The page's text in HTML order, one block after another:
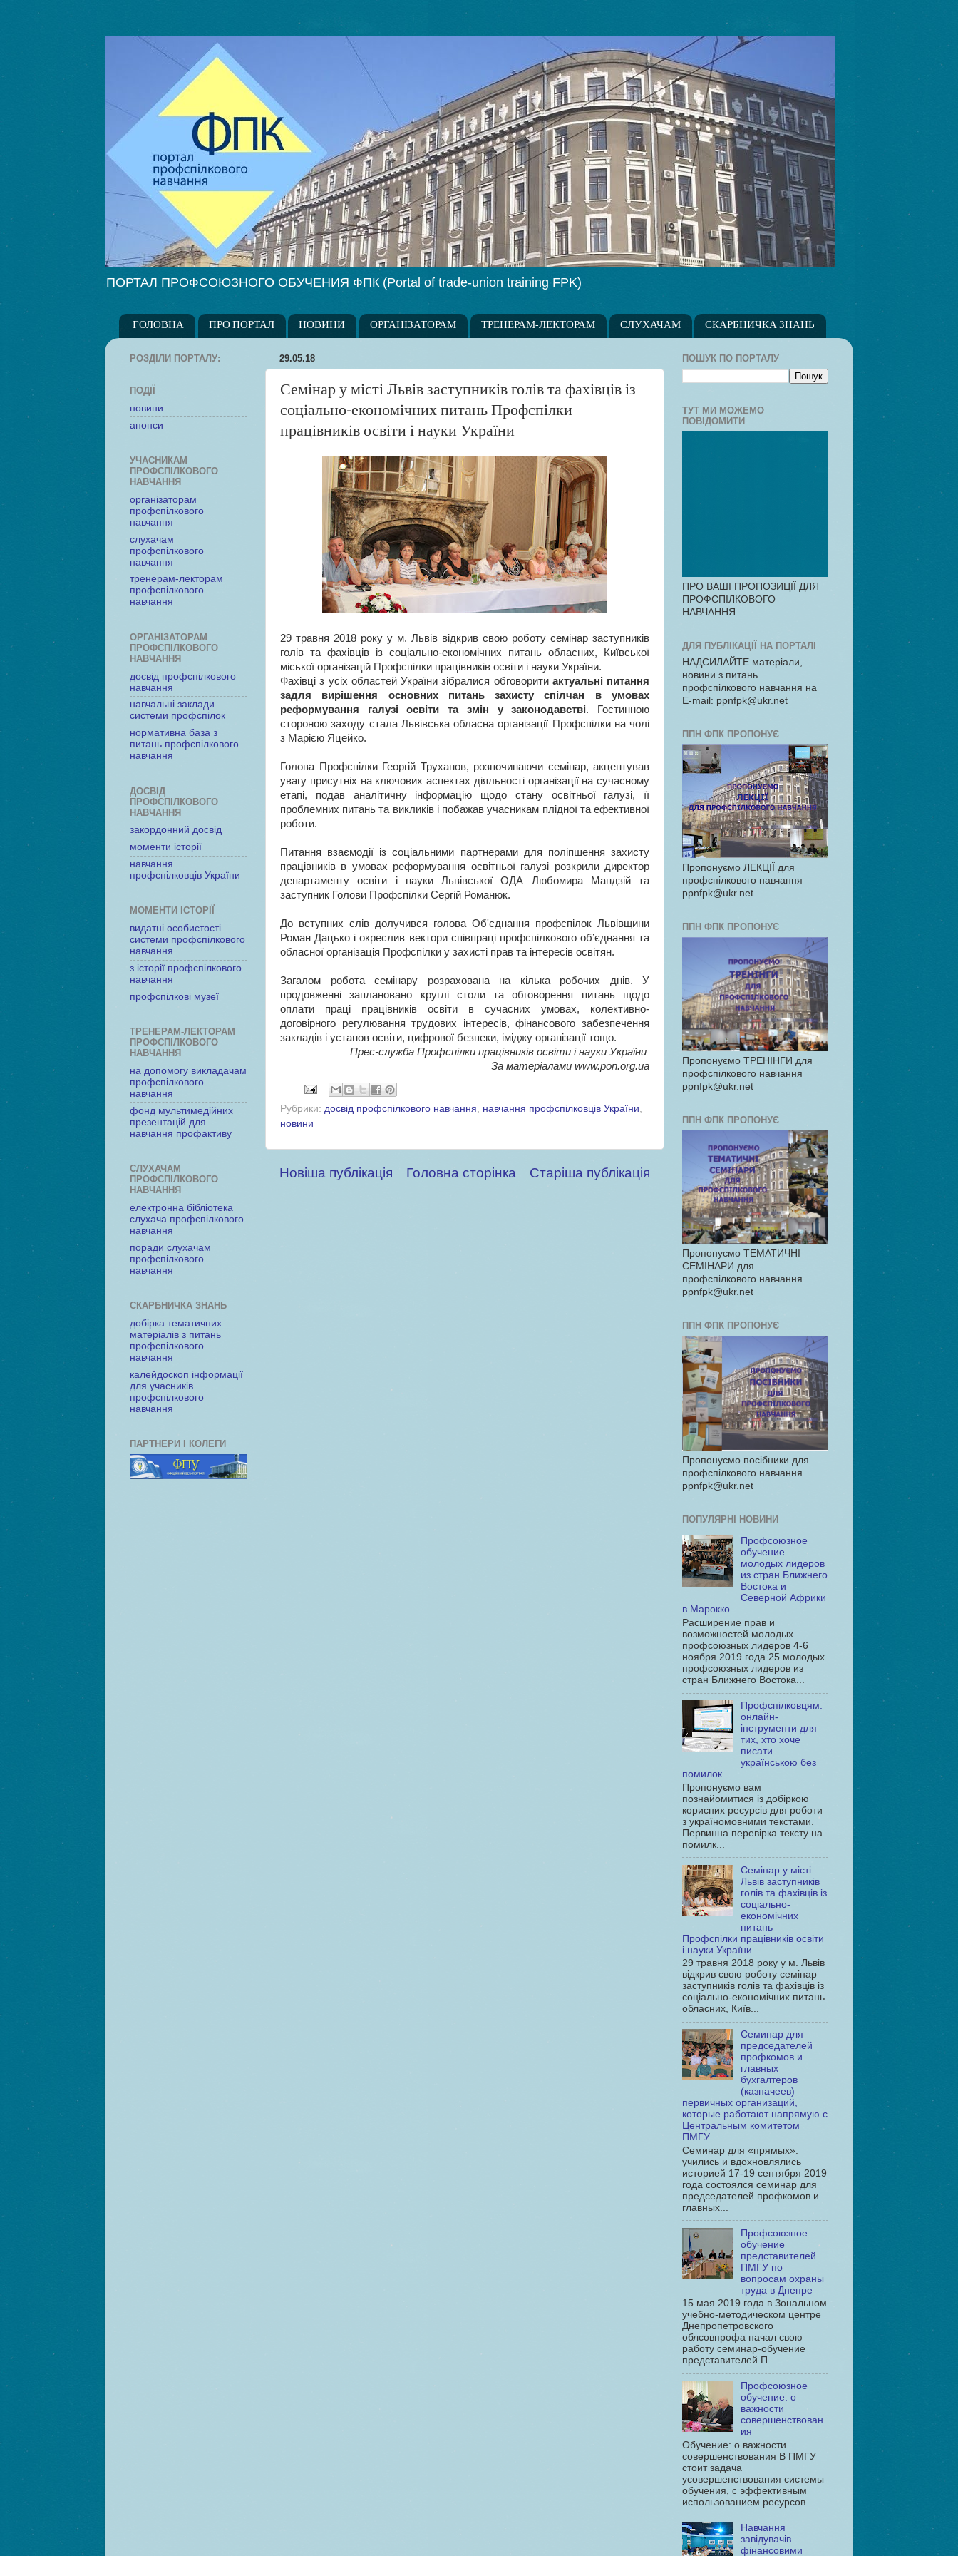
ПОРТАЛ ПРОФСОЮЗНОГО ОБУЧЕНИЯ ФПК (Portal of trade-union training FPK)
ГОЛОВНА ПРО ПОРТАЛ НОВИНИ ОРГАНІЗАТОРАМ ТРЕНЕРАМ-ЛЕКТОРАМ СЛУХАЧАМ СКАРБНИЧКА ЗНАНЬ
29.05.18
Семінар у місті Львів заступників голів та фахівців із
соціально-економічних питань Профспілки
працівників освіти і науки України
29 травня 2018 року у м. Львів відкрив свою роботу семінар заступників
голів та фахівців із соціально-економічних питань обласних, Київської
міської організацій Профспілки працівників освіти і науки України.
Фахівці з усіх областей України зібралися обговорити актуальні питання
задля вирішення основних питань захисту спілчан в умовах
реформування галузі освіти та змін у законодавстві. Гостинною
стороною заходу стала Львівська обласна організації Профспілки на чолі
з Марією Яцейко.
Голова Профспілки Георгій Труханов, розпочинаючи семінар, акцентував
увагу присутніх на ключових аспектах діяльності організації на сучасному
етапі, подав аналітичну інформацію щодо стану освітньої галузі, її
проблемних питань та викликів і побажав учасникам плідної та ефективної
роботи.
Питання взаємодії із соціальними партнерами для поліпшення захисту
працівників в умовах реформування освітньої галузі розкрили директор
департаменту освіти і науки Львівської ОДА Любомира Мандзій та
заступник Голови Профспілки Сергій Романюк.
До вступних слів долучився голова Об'єднання профспілок Львівщини
Роман Дацько і окреслив вектори співпраці профспілкового об’єднання та
обласної організація Профспілки у захисті прав та інтересів освітян.
Загалом робота семінару розрахована на кілька робочих днів. У
продовженні заплановано круглі столи та обговорення питань щодо
оплати праці працівників освіти в сучасних умовах, колективно-
договірного регулювання трудових інтересів, фінансового забезпечення
закладів і установ освіти, цифрової безпеки, іміджу організації тощо.
Прес-служба Профспілки працівників освіти і науки України
За матеріалами www.pon.org.ua
Рубрики: досвід профспілкового навчання, навчання профспілковців України,
новини
Новіша публікація Старіша публікація
Головна сторінка
РОЗДІЛИ ПОРТАЛУ:
ПОДІЇ
новини
анонси
УЧАСНИКАМ
ПРОФСПІЛКОВОГО
НАВЧАННЯ
організаторам
профспілкового
навчання
слухачам
профспілкового
навчання
тренерам-лекторам
профспілкового
навчання
ОРГАНІЗАТОРАМ
ПРОФСПІЛКОВОГО
НАВЧАННЯ
досвід профспілкового
навчання
навчальні заклади
системи профспілок
нормативна база з
питань профспілкового
навчання
ДОСВІД
ПРОФСПІЛКОВОГО
НАВЧАННЯ
закордонний досвід
моменти історії
навчання
профспілковців України
МОМЕНТИ ІСТОРІЇ
видатні особистості
системи профспілкового
навчання
з історії профспілкового
навчання
профспілкові музеї
ТРЕНЕРАМ-ЛЕКТОРАМ
ПРОФСПІЛКОВОГО
НАВЧАННЯ
на допомогу викладачам
профспілкового
навчання
фонд мультимедійних
презентацій для
навчання профактиву
СЛУХАЧАМ
ПРОФСПІЛКОВОГО
НАВЧАННЯ
електронна бібліотека
слухача профспілкового
навчання
поради слухачам
профспілкового
навчання
СКАРБНИЧКА ЗНАНЬ
добірка тематичних
матеріалів з питань
профспілкового
навчання
калейдоскоп інформації
для учасників
профспілкового
навчання
ПАРТНЕРИ І КОЛЕГИ
ПОШУК ПО ПОРТАЛУ
ТУТ МИ МОЖЕМО
ПОВІДОМИТИ
ПРО ВАШІ ПРОПОЗИЦІЇ ДЛЯ
ПРОФСПІЛКОВОГО
НАВЧАННЯ
ДЛЯ ПУБЛІКАЦІЇ НА ПОРТАЛІ
НАДСИЛАЙТЕ матеріали,
новини з питань
профспілкового навчання на
E-mail: ppnfpk@ukr.net
ППН ФПК ПРОПОНУЄ
Пропонуємо ЛЕКЦІЇ для
профспілкового навчання
ppnfpk@ukr.net
ППН ФПК ПРОПОНУЄ
Пропонуємо ТРЕНІНГИ для
профспілкового навчання
ppnfpk@ukr.net
ППН ФПК ПРОПОНУЄ
Пропонуємо ТЕМАТИЧНІ
СЕМІНАРИ для
профспілкового навчання
ppnfpk@ukr.net
ППН ФПК ПРОПОНУЄ
Пропонуємо посібники для
профспілкового навчання
ppnfpk@ukr.net
ПОПУЛЯРНІ НОВИНИ
Профсоюзное
обучение
молодых лидеров
из стран Ближнего
Востока и
Северной Африки
в Марокко
Расширение прав и
возможностей молодых
профсоюзных лидеров 4-6
ноября 2019 года 25 молодых
профсоюзных лидеров из
стран Ближнего Востока...
Профспілковцям:
онлайн-
інструменти для
тих, хто хоче
писати
українською без
помилок
Пропонуємо вам
познайомитися із добіркою
корисних ресурсів для роботи
з україномовними текстами.
Первинна перевірка тексту на
помилк...
Семінар у місті
Львів заступників
голів та фахівців із
соціально-
економічних
питань
Профспілки працівників освіти
і науки України
29 травня 2018 року у м. Львів
відкрив свою роботу семінар
заступників голів та фахівців із
соціально-економічних питань
обласних, Київ...
Семинар для
председателей
профкомов и
главных
бухгалтеров
(казначеев)
первичных организаций,
которые работают напрямую с
Центральным комитетом
ПМГУ
Семинар для «прямых»:
учились и вдохновлялись
историей 17-19 сентября 2019
года состоялся семинар для
председателей профкомов и
главных...
Профсоюзное
обучение
представителей
ПМГУ по
вопросам охраны
труда в Днепре
15 мая 2019 года в Зональном
учебно-методическом центре
Днепропетровского
облсовпрофа начал свою
работу семинар-обучение
представителей П...
Профсоюзное
обучение: о
важности
совершенствован
ия
Обучение: о важности
совершенствования В ПМГУ
стоит задача
усовершенствования системы
обучения, с эффективным
использованием ресурсов ...
Навчання
завідувачів
фінансовими